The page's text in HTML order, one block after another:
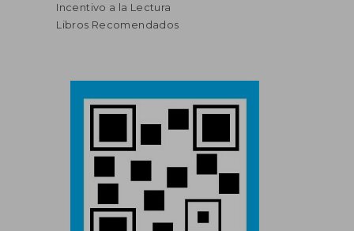
Incentivo a la Lectura
Libros Recomendados